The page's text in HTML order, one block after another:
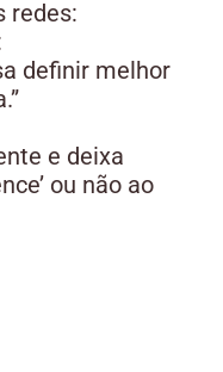
redes:
definir melhor
e deixa
ou não ao